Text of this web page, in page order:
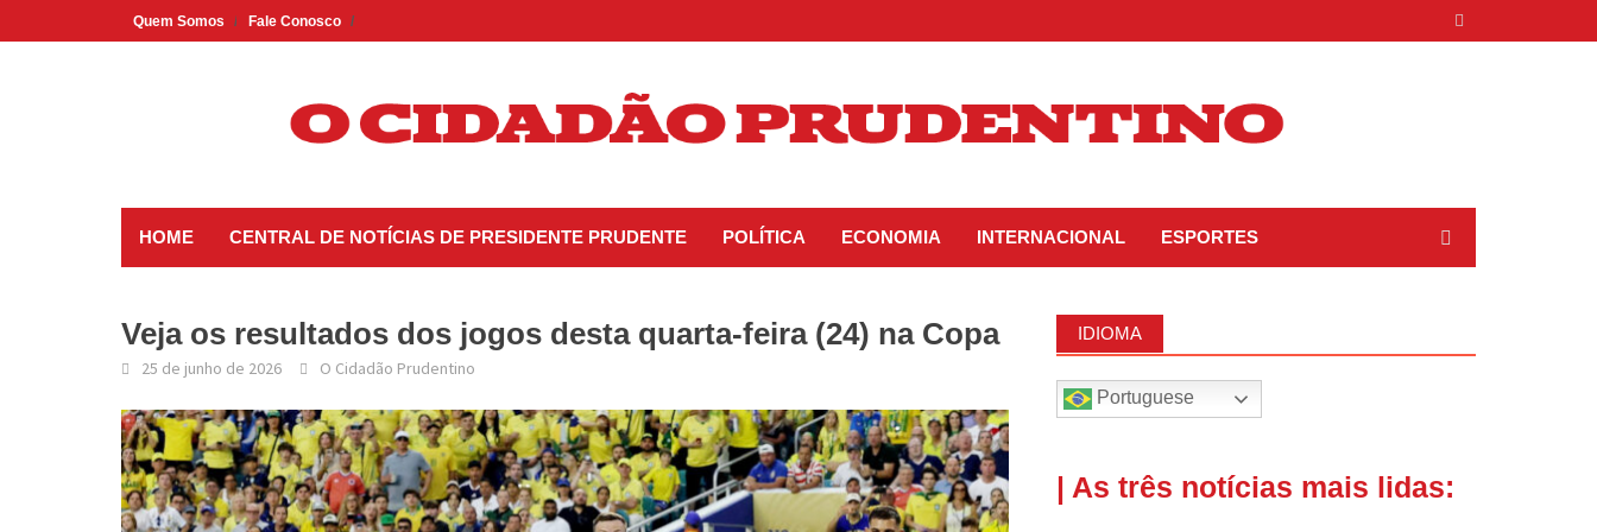
to
Quem Somos Fale Conosco
HOME CENTRAL DE NOTÍCIAS DE PRESIDENTE PRUDENTE POLÍTICA ECONOMIA INTERNACIONAL ESPORTES
Veja os resultados dos jogos desta quarta-feira (24) na Copa
25 de junho de 2026 O Cidadão Prudentino
IDIOMA
Portuguese
| As três notícias mais lidas: